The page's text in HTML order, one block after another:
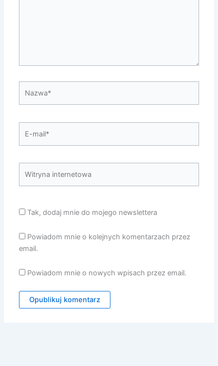
mail*
internetowa
Tak, dodaj mnie do mojego newslettera
Powiadom mnie o kolejnych komentarzach przez
email.
Powiadom mnie o nowych wpisach przez email.